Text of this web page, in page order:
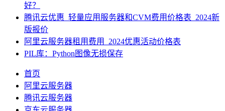
好？
腾讯云优惠_轻量应用服务器和CVM费用价格表_2024新
版报价
阿里云服务器租用费用_2024优惠活动价格表
PIL库：Python图像无损保存
首页
阿里云服务器
腾讯云服务器